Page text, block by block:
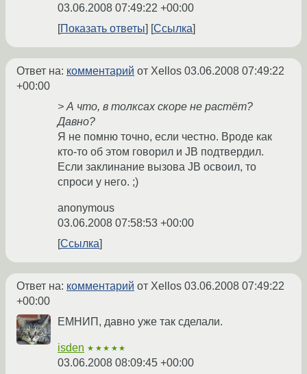
03.06.2008 07:49:22 +00:00
Показать ответы
Ссылка
Ответ на: комментарий от Xellos 03.06.2008 07:49:22
+00:00
> А что, в толксах скоре не растёт?
Давно?
Я не помню точно, если честно. Вроде как
кто-то об этом говорил и JB подтвердил.
Если заклинание вызова JB освоил, то
спроси у него. ;)
anonymous
03.06.2008 07:58:53 +00:00
Ссылка
Ответ на: комментарий от Xellos 03.06.2008 07:49:22
+00:00
ЕМНИП, давно уже так сделали.
isden ★★★★★
03.06.2008 08:09:45 +00:00